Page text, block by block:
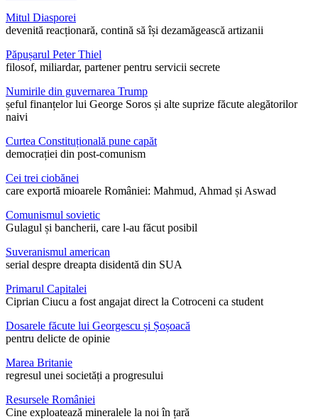
Mitul Diasporei
devenită reacționară, contină să își dezamăgească artizanii
Păpușarul Peter Thiel
filosof, miliardar, partener pentru servicii secrete
Numirile din guvernarea Trump
șeful finanțelor lui George Soros și alte suprize făcute alegătorilor
naivi
Curtea Constituțională pune capăt
democrației din post-comunism
Cei trei ciobănei
care exportă mioarele României: Mahmud, Ahmad și Aswad
Comunismul sovietic
Gulagul și bancherii, care l-au făcut posibil
Suveranismul american
serial despre dreapta disidentă din SUA
Primarul Capitalei
Ciprian Ciucu a fost angajat direct la Cotroceni ca student
Dosarele făcute lui Georgescu și Șoșoacă
pentru delicte de opinie
Marea Britanie
regresul unei societăți a progresului
Resursele României
Cine exploatează mineralele la noi în țară